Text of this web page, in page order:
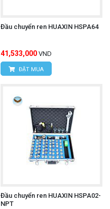
Đầu chuyển ren HUAXIN HSPA64
41,533,000 VND
ĐẶT MUA
Đầu chuyển ren HUAXIN HSPA02-
NPT